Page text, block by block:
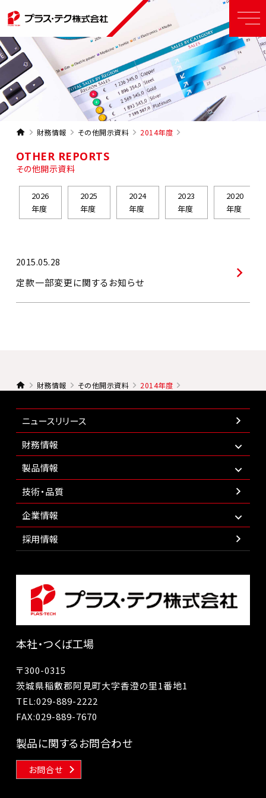
財務情報 その他開示資料 2014年度
OTHER REPORTS
その他開示資料
2026
年度
2025
年度
2024
年度
2023
年度
2020
年度
2015.05.28
定款一部変更に関するお知らせ
財務情報 その他開示資料 2014年度
ニュースリリース
財務情報
製品情報
技術・品質
企業情報
採用情報
本社・つくば工場
〒300-0315
茨城県稲敷郡阿見町大字香澄の里1番地1
TEL:029-889-2222
FAX:029-889-7670
製品に関するお問合わせ
お問合せ